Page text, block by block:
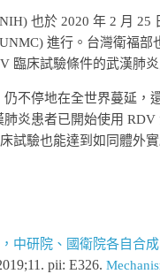
也於 2020 年 2 月
進行。台灣衛福
臨床試驗條件的武漢肺炎
不停地在全世界蔓延，
炎患者已開始使用
試驗也能達到如同體外
中研院、國衛院各自合
pii: E326.